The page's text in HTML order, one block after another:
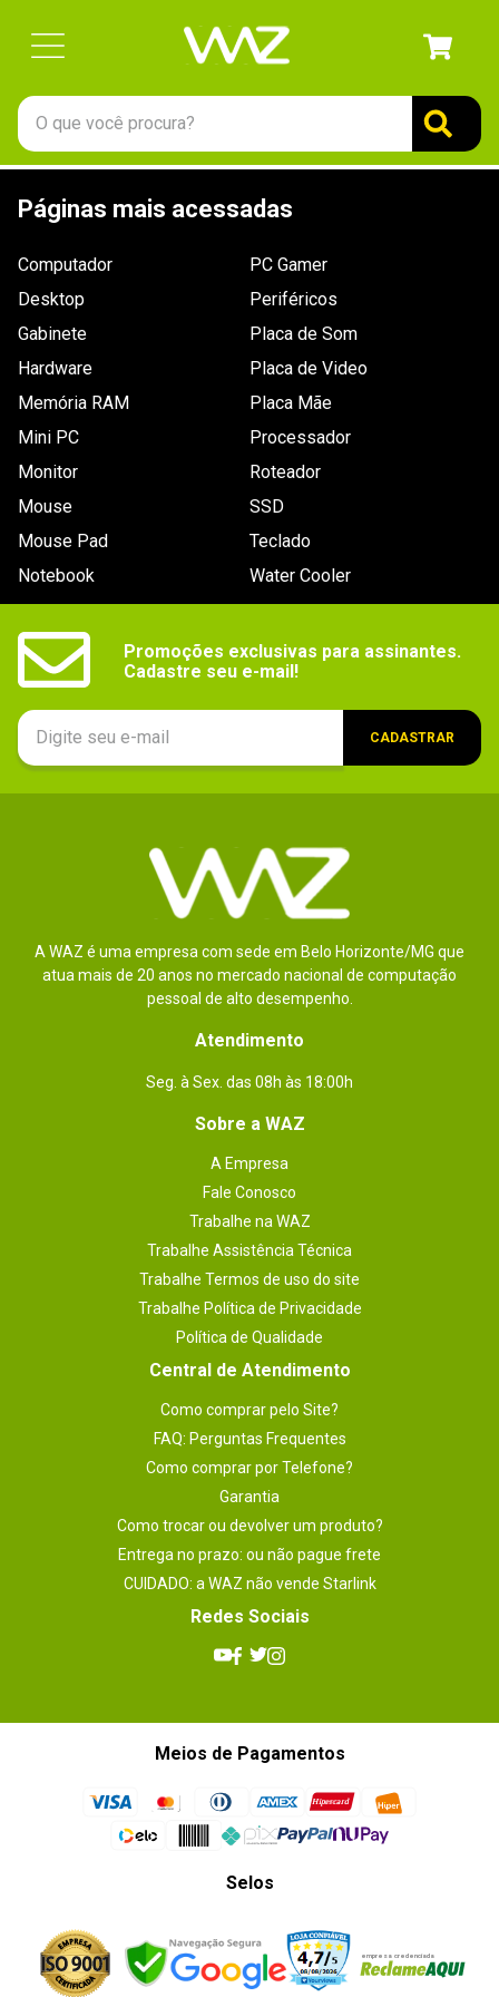
O que você procura?
Páginas mais acessadas
Computador
Desktop
Gabinete
Hardware
Memória RAM
Mini PC
Monitor
Mouse
Mouse Pad
Notebook
PC Gamer
Periféricos
Placa de Som
Placa de Video
Placa Mãe
Processador
Roteador
SSD
Teclado
Water Cooler
Promoções exclusivas para assinantes.
Cadastre seu e-mail!
CADASTRAR
A WAZ é uma empresa com sede em Belo Horizonte/MG que
atua mais de 20 anos no mercado nacional de computação
pessoal de alto desempenho.
Atendimento
Seg. à Sex. das 08h às 18:00h
Sobre a WAZ
A Empresa
Fale Conosco
Trabalhe na WAZ
Trabalhe Assistência Técnica
Trabalhe Termos de uso do site
Trabalhe Política de Privacidade
Política de Qualidade
Central de Atendimento
Como comprar pelo Site?
FAQ: Perguntas Frequentes
Como comprar por Telefone?
Garantia
Como trocar ou devolver um produto?
Entrega no prazo: ou não pague frete
CUIDADO: a WAZ não vende Starlink
Redes Sociais
Meios de Pagamentos
Selos
1º
gabinete
teclado
ssd
openbox
mouse
jonsbo
fractal